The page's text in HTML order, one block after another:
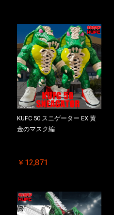
KUFC 50 スニゲーター EX 黄
金のマスク編
￥12,871